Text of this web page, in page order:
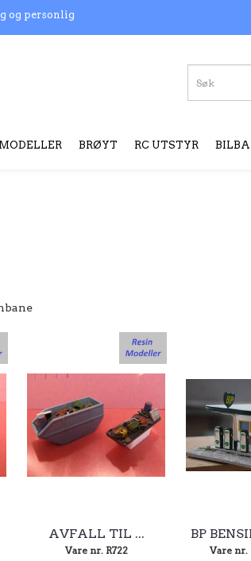
og personlig
MODELLER BRØYT RC UTSTYR
AVFALL TIL ...
Vare nr. R722
BP
Vare nr.